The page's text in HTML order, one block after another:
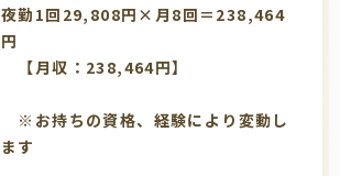
夜勤1回29,808円×月8回＝238,464
円
【月収：238,464円】
※お持ちの資格、経験により変動し
ます